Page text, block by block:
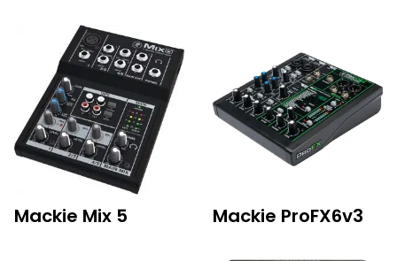
Mackie Mix 5 Mackie ProFX6v3